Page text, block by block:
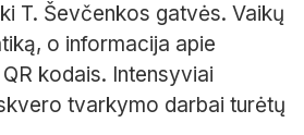
T. Ševčenkos gatvės. Vaikų
o informacija apie
kodais. Intensyviai
tvarkymo darbai turėtų